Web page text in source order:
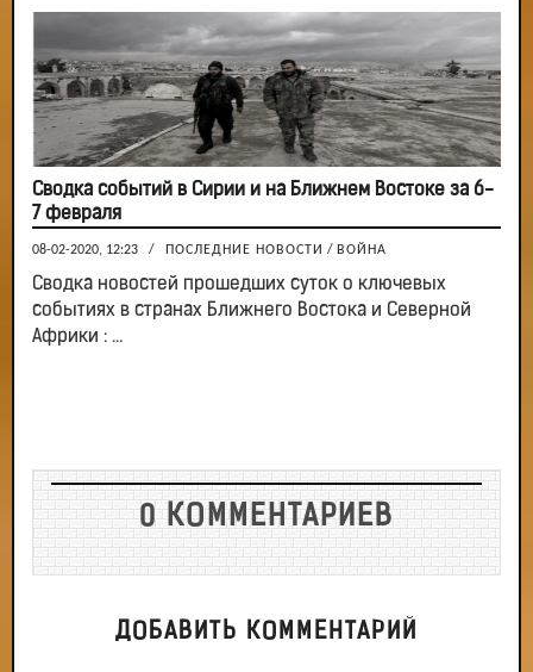
Сводка событий в Сирии и на Ближнем Востоке за 6-
7 февраля
08-02-2020, 12:23 / ПОСЛЕДНИЕ НОВОСТИ / ВОЙНА
Сводка новостей прошедших суток о ключевых
событиях в странах Ближнего Востока и Северной
Африки : ...
0 КОММЕНТАРИЕВ
ДОБАВИТЬ КОММЕНТАРИЙ